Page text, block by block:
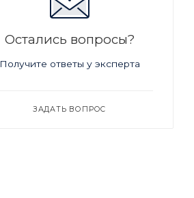
Остались вопросы?
Получите ответы у эксперта
ЗАДАТЬ ВОПРОС